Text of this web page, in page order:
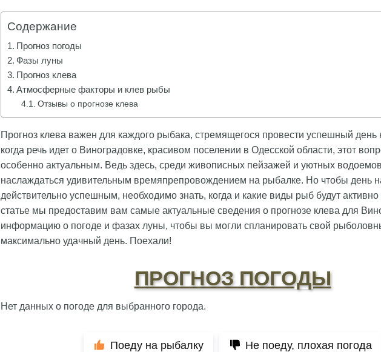
Содержание
Прогноз погоды
Фазы луны
Прогноз клева
Атмосферные факторы и клев рыбы
Отзывы о прогнозе клева
Прогноз клева важен для каждого рыбака, стремящегося провести успешный день
когда речь идет о Виноградовке, красивом поселении в Одесской области, этот
особенно актуальным. Ведь здесь, среди живописных пейзажей и уютных
наслаждаться удивительным времяпрепровождением на рыбалке. Но чтобы день
действительно успешным, необходимо знать, когда и какие виды рыб будут активно
статье мы предоставим вам самые актуальные сведения о прогнозе клева для
информацию о погоде и фазах луны, чтобы вы могли спланировать свой
максимально удачный день. Поехали!
ПРОГНОЗ ПОГОДЫ
Нет данных о погоде для выбранного города.
Поеду на рыбалку Не поеду, плохая погода